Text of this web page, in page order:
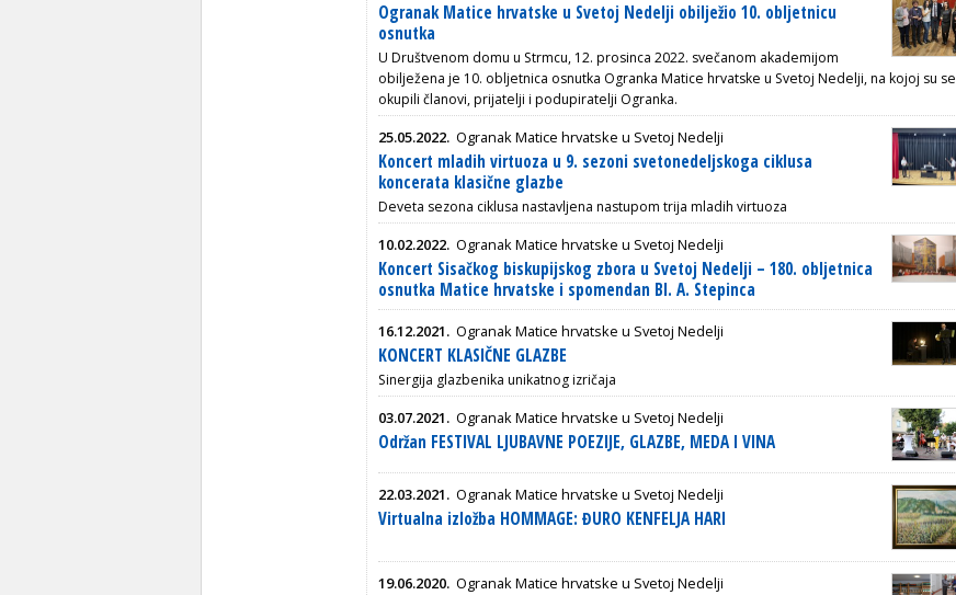
Ogranak Matice hrvatske u Svetoj Nedelji obilježio 10. obljetnicu
osnutka
U Društvenom domu u Strmcu, 12. prosinca 2022. svečanom akademijom
obilježena je 10. obljetnica osnutka Ogranka Matice hrvatske u Svetoj Nedelji, na kojoj su se
okupili članovi, prijatelji i podupiratelji Ogranka.
25.05.2022. Ogranak Matice hrvatske u Svetoj Nedelji
Koncert mladih virtuoza u 9. sezoni svetonedeljskoga ciklusa
koncerata klasične glazbe
Deveta sezona ciklusa nastavljena nastupom trija mladih virtuoza
10.02.2022. Ogranak Matice hrvatske u Svetoj Nedelji
Koncert Sisačkog biskupijskog zbora u Svetoj Nedelji – 180. obljetnica
osnutka Matice hrvatske i spomendan Bl. A. Stepinca
16.12.2021. Ogranak Matice hrvatske u Svetoj Nedelji
KONCERT KLASIČNE GLAZBE
Sinergija glazbenika unikatnog izričaja
03.07.2021. Ogranak Matice hrvatske u Svetoj Nedelji
Održan FESTIVAL LJUBAVNE POEZIJE, GLAZBE, MEDA I VINA
22.03.2021. Ogranak Matice hrvatske u Svetoj Nedelji
Virtualna izložba HOMMAGE: ĐURO KENFELJA HARI
19.06.2020. Ogranak Matice hrvatske u Svetoj Nedelji